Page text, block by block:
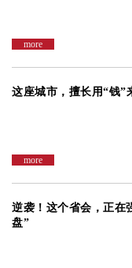
more
这座城市，擅长用“钱”
more
逆袭！这个省会，正在
盘”